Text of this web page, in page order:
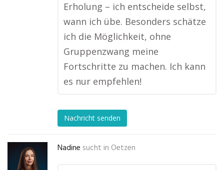
Erholung – ich entscheide selbst,
wann ich übe. Besonders schätze
ich die Möglichkeit, ohne
Gruppenzwang meine
Fortschritte zu machen. Ich kann
es nur empfehlen!
Nachricht senden
Nadine sucht in Oetzen